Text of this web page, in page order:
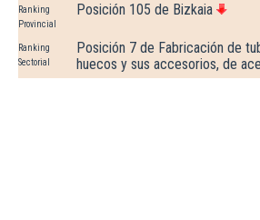
Ranking
Provincial
Posición 105 de Bizkaia
Ranking
Sectorial
Posición 7 de Fabricación de
huecos y sus accesorios, de